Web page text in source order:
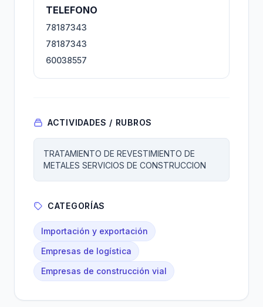
TELEFONO
78187343
78187343
60038557
ACTIVIDADES / RUBROS
TRATAMIENTO DE REVESTIMIENTO DE
METALES SERVICIOS DE CONSTRUCCION
CATEGORÍAS
Importación y exportación
Empresas de logística
Empresas de construcción vial